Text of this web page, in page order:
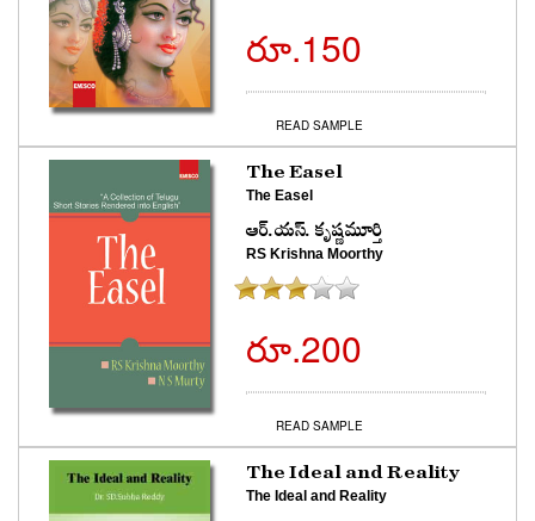
రూ.150
READ SAMPLE
The Easel
The Easel
ఆర్.యస్. కృష్ణమూర్తి
RS Krishna Moorthy
రూ.200
READ SAMPLE
The Ideal and Reality
The Ideal and Reality